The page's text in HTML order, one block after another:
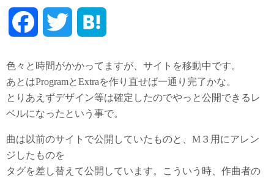
c
e
b
o
i
t
t
e
t
e
n
a
色々と時間がかかってますが、サイトを移動中です。
あとはProgramとExtraを作り直せば一通り完了かな。
とりあえずデザイン等は確定したのでやっと公開できるレ
ベルになったという事で。
曲は以前のサイトで公開していたものと、M３用にアレン
ジしたものを
タグを差し替えて公開しています。こういう時、作曲者の